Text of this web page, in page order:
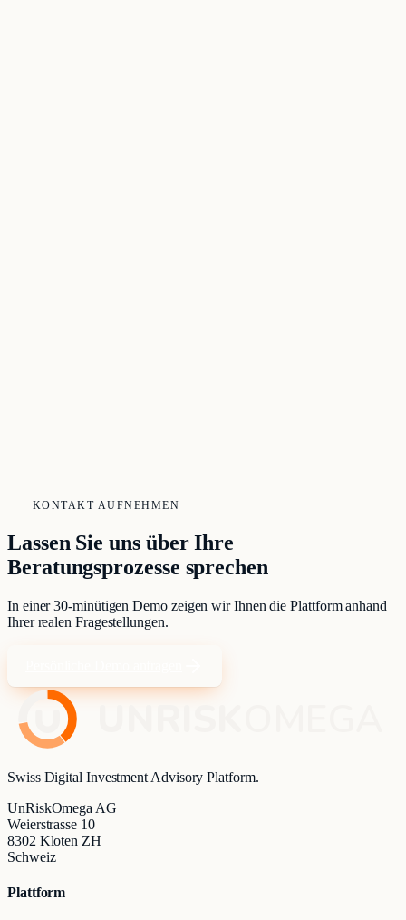
KONTAKT AUFNEHMEN
Lassen Sie uns über Ihre
Beratungsprozesse sprechen
In einer 30-minütigen Demo zeigen wir Ihnen die Plattform anhand
Ihrer realen Fragestellungen.
Swiss Digital Investment Advisory Platform.
UnRiskOmega AG
Weierstrasse 10
8302 Kloten ZH
Schweiz
Plattform